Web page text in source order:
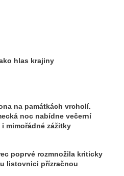
hlas krajiny
na památkách vrcholí.
noc nabídne večerní
mimořádné zážitky
poprvé rozmnožila kriticky
listovnici přízračnou